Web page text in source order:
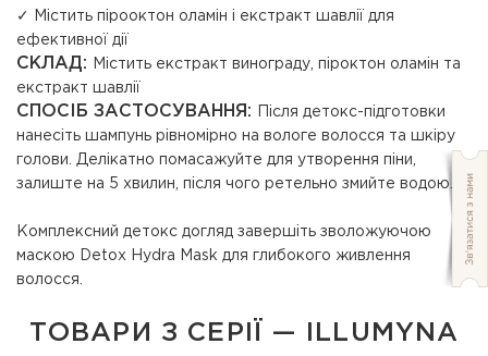
✓ Містить пірооктон оламін і екстракт шавлії для
ефективної дії
СКЛАД:
Містить екстракт винограду, піроктон оламін та
екстракт шавлії
СПОСІБ ЗАСТОСУВАННЯ:
Після детокс-підготовки
нанесіть шампунь рівномірно на вологе волосся та шкіру
голови. Делікатно помасажуйте для утворення піни,
залиште на 5 хвилин, після чого ретельно змийте водою.
Комплексний детокс догляд завершіть зволожуючою
маскою Detox Hydra Mask для глибокого живлення
волосся.
ТОВАРИ З СЕРІЇ — ILLUMYNA